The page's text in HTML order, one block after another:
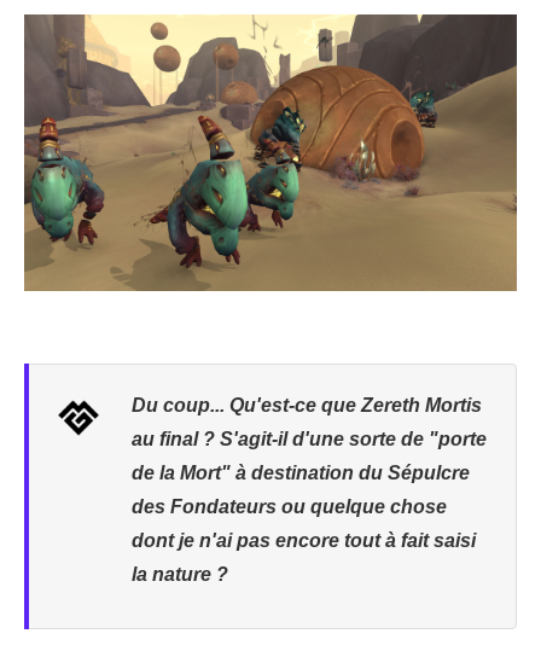
Du coup... Qu'est-ce que Zereth Mortis
au final ? S'agit-il d'une sorte de "porte
de la Mort" à destination du Sépulcre
des Fondateurs ou quelque chose
dont je n'ai pas encore tout à fait saisi
la nature ?